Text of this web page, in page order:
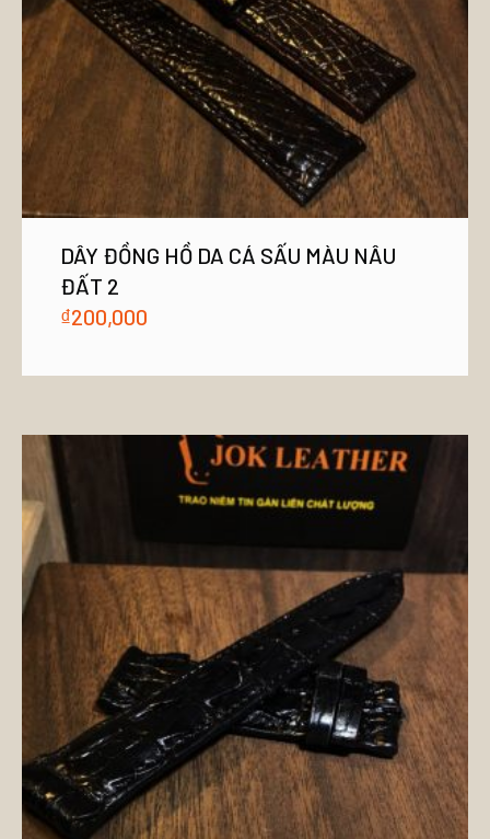
DÂY ĐỒNG HỒ DA CÁ SẤU MÀU NÂU
ĐẤT 2
₫200,000